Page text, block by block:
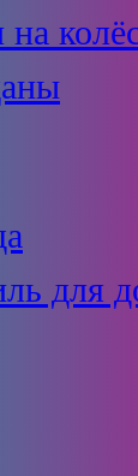
для